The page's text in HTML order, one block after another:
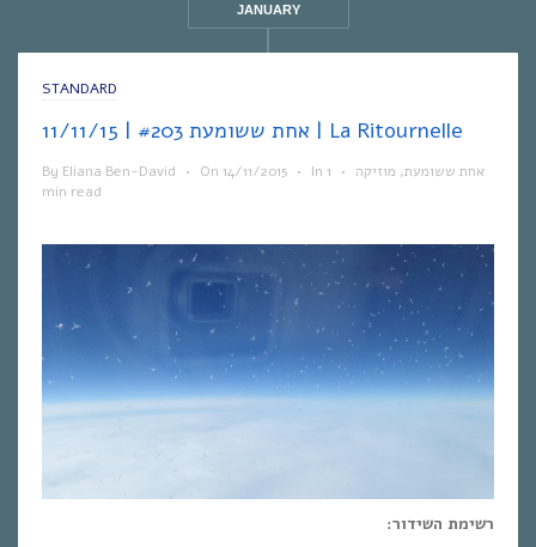
JANUARY
STANDARD
אחת ששומעת #203 | 11/11/15 | La Ritournelle
By Eliana Ben-David • On 14/11/2015 • In אחת ששומעת, מוזיקה •
1
min read
רשימת השידור: